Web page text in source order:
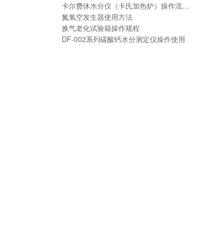
卡尔费休水分仪（卡氏加热炉）操作流程及注意事项
氮氢空发生器使用方法
换气老化试验箱操作规程
DF-002系列碳酸钙水分测定仪操作使用